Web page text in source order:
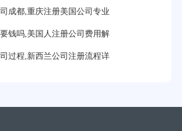
成都,重庆注册美国公司专业
钱吗,美国人注册公司费用解
过程,新西兰公司注册流程详